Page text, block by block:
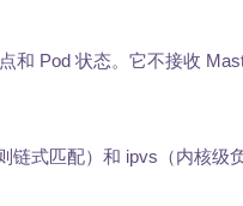
和 Pod 状态。它不接收
链式匹配）和 ipvs（内核级